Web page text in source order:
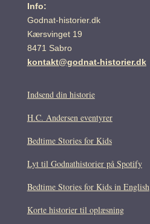
Info:
Godnat-historier.dk
Kærsvinget 19
8471 Sabro
kontakt@godnat-historier.dk
Indsend din historie
H.C. Andersen eventyrer
Bedtime Stories for Kids
Lyt til Godnathistorier på Spotify
Bedtime Stories for Kids in English
Korte historier til oplæsning